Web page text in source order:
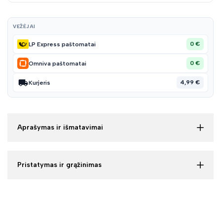
VEŽĖJAI
LP Express paštomatai 0 €
Omniva paštomatai 0 €
Kurjeris 4,99 €
Aprašymas ir išmatavimai
Pristatymas ir grąžinimas